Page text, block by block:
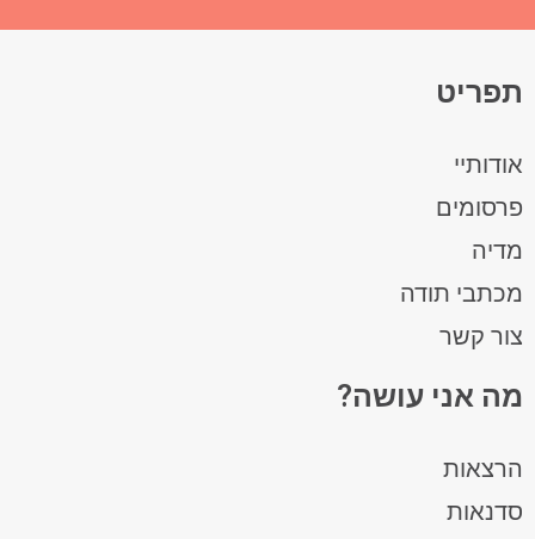
תפריט
אודותיי
פרסומים
מדיה
מכתבי תודה
צור קשר
מה אני עושה?
הרצאות
סדנאות